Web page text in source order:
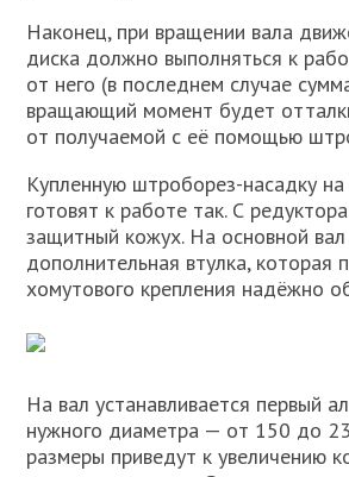
Наконец, при вращении вала
диска должно выполняться к
от него (в последнем случае
вращающий момент будет
от получаемой с её помощью
Купленную штроборез-насадку на
готовят к работе так. С
защитный кожух. На основной вал
дополнительная втулка, которая
хомутового крепления надёжно
На вал устанавливается первый
нужного диаметра — от 150 до
размеры приведут к увеличению